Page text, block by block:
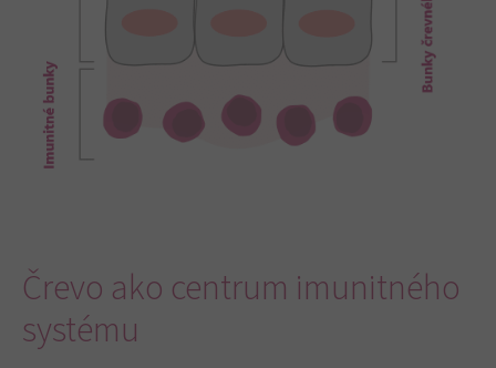
Črevo ako centrum imunitného
systému